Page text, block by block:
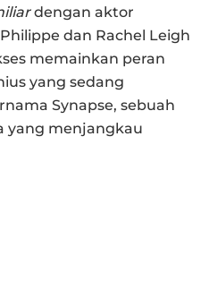
dengan aktor
dan Rachel Leigh
memainkan peran
yang sedang
Synapse, sebuah
yang menjangkau